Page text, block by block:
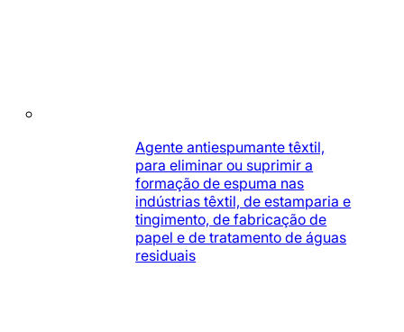
Agente antiespumante têxtil,
para eliminar ou suprimir a
formação de espuma nas
indústrias têxtil, de estamparia e
tingimento, de fabricação de
papel e de tratamento de águas
residuais